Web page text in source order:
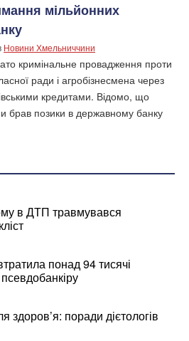
мільйонних
Новини Хмельниччини
кримінальне провадження проти
ради і агробізнесмена через
кредитами. Відомо, що
брав позики в державному банку
в ДТП травмувався
понад 94 тисячі
здоров’я: поради дієтологів